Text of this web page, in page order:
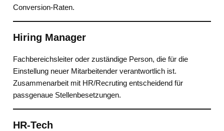
Conversion-Raten.
Hiring Manager
Fachbereichsleiter oder zuständige Person, die für die
Einstellung neuer Mitarbeitender verantwortlich ist.
Zusammenarbeit mit HR/Recruting entscheidend für
passgenaue Stellenbesetzungen.
HR-Tech